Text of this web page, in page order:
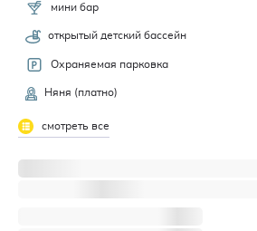
мини бар
открытый детский бассейн
Охраняемая парковка
Няня (платно)
смотреть все